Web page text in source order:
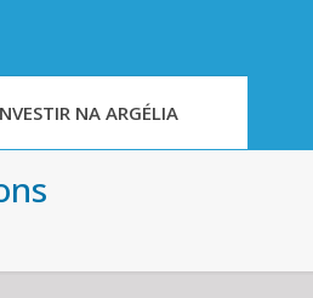
NA ARGÉLIA